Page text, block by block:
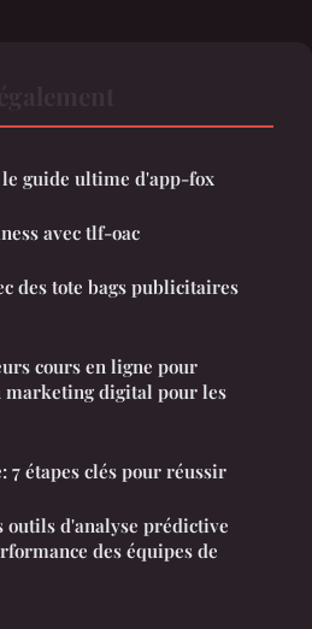
guide ultime d'app-fox
avec tlf-oac
des tote bags publicitaires
cours en ligne pour
marketing digital pour les
7 étapes clés pour réussir
d'analyse prédictive
des équipes de